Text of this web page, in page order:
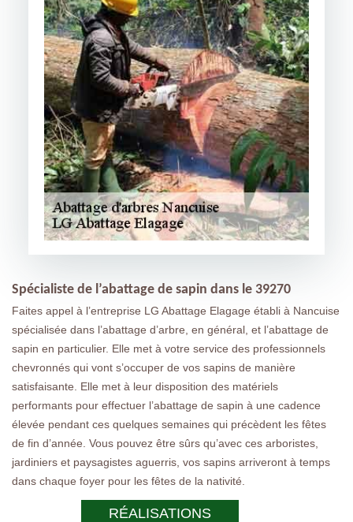
RÉALISATIONS
Spécialiste de l’abattage de sapin dans le 39270
Faites appel à l’entreprise LG Abattage Elagage établi à Nancuise
spécialisée dans l’abattage d’arbre, en général, et l’abattage de
sapin en particulier. Elle met à votre service des professionnels
chevronnés qui vont s’occuper de vos sapins de manière
satisfaisante. Elle met à leur disposition des matériels
performants pour effectuer l’abattage de sapin à une cadence
élevée pendant ces quelques semaines qui précèdent les fêtes
de fin d’année. Vous pouvez être sûrs qu’avec ces arboristes,
jardiniers et paysagistes aguerris, vos sapins arriveront à temps
dans chaque foyer pour les fêtes de la nativité.